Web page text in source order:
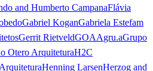
and Humberto CampanaFlávia
Gabriel KoganGabriela Estefam
Gerrit RietveldGOAAgru.aGrupo
Otero ArquiteturaH2C
Henning LarsenHerzog and